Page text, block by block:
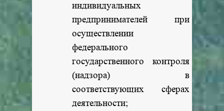
индивидуальных
предпринимателей при
осуществлении
федерального
государственного контроля
(надзора) в
соответствующих сферах
деятельности;